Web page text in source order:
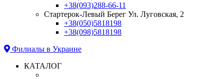
+38(093)288-66-11
Стартерок-Левый Берег Ул. Луговская, 2
+38(050)5818198
+38(098)5818198
Филиалы в Украине
КАТАЛОГ